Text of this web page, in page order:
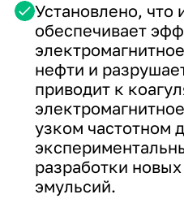
Установлено, что
обеспечивает
нефти и
приводит к
узком частотном
разработки
эмульсий.